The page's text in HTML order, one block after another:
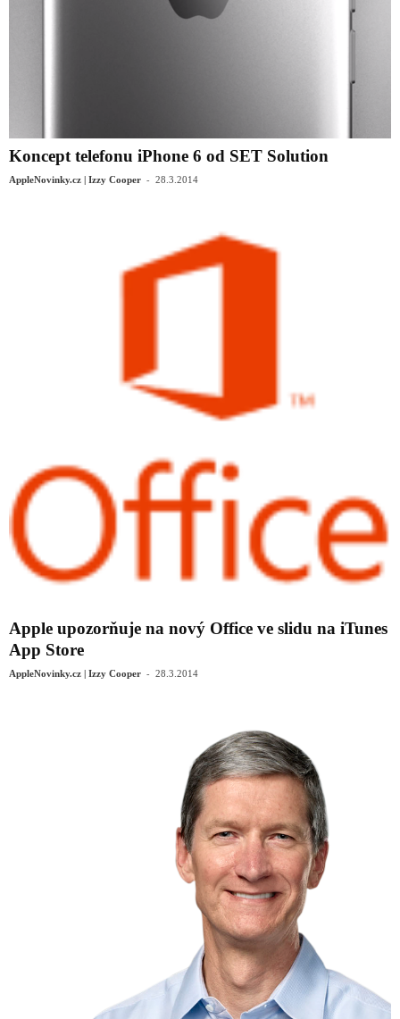
Koncept telefonu iPhone 6 od SET Solution
AppleNovinky.cz | Izzy Cooper - 28.3.2014
Apple upozorňuje na nový Office ve slidu na iTunes
App Store
AppleNovinky.cz | Izzy Cooper - 28.3.2014